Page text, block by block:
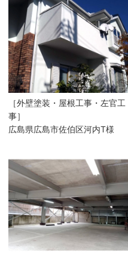
［外壁塗装・屋根工事・左官工
事］
広島県広島市佐伯区河内T様